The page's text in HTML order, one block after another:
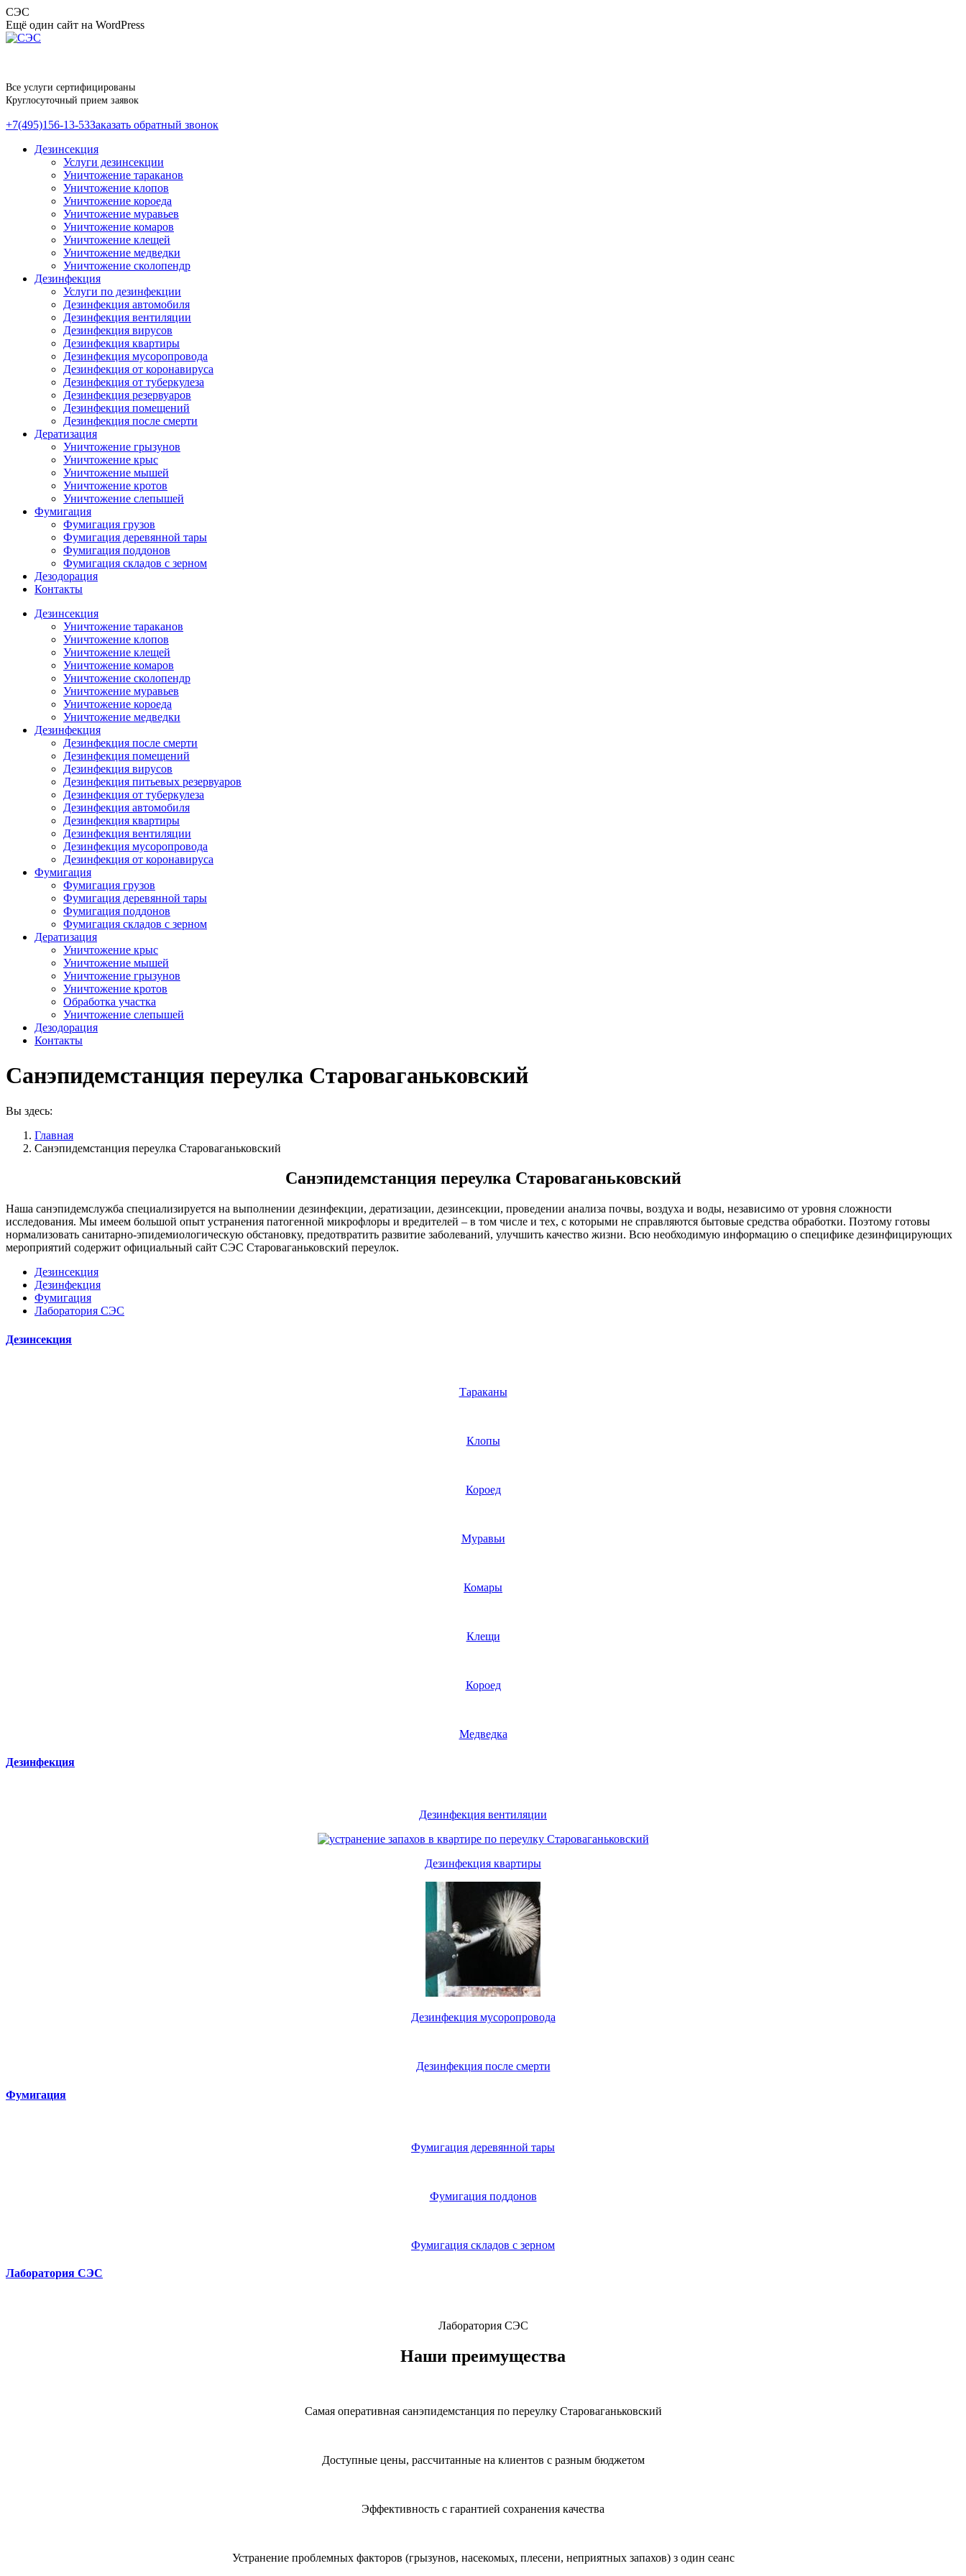
Перейти
к
содержанию
СЭС
Ещё один сайт на WordPress
Все услуги сертифицированы
Круглосуточный прием заявок
+7(495)156-13-53Заказать обратный звонок
Дезинсекция
Услуги дезинсекции
Уничтожение тараканов
Уничтожение клопов
Уничтожение короеда
Уничтожение муравьев
Уничтожение комаров
Уничтожение клещей
Уничтожение медведки
Уничтожение сколопендр
Дезинфекция
Услуги по дезинфекции
Дезинфекция автомобиля
Дезинфекция вентиляции
Дезинфекция вирусов
Дезинфекция квартиры
Дезинфекция мусоропровода
Дезинфекция от коронавируса
Дезинфекция от туберкулеза
Дезинфекция резервуаров
Дезинфекция помещений
Дезинфекция после смерти
Дератизация
Уничтожение грызунов
Уничтожение крыс
Уничтожение мышей
Уничтожение кротов
Уничтожение слепышей
Фумигация
Фумигация грузов
Фумигация деревянной тары
Фумигация поддонов
Фумигация складов с зерном
Дезодорация
Контакты
Дезинсекция
Уничтожение тараканов
Уничтожение клопов
Уничтожение клещей
Уничтожение комаров
Уничтожение сколопендр
Уничтожение муравьев
Уничтожение короеда
Уничтожение медведки
Дезинфекция
Дезинфекция после смерти
Дезинфекция помещений
Дезинфекция вирусов
Дезинфекция питьевых резервуаров
Дезинфекция от туберкулеза
Дезинфекция автомобиля
Дезинфекция квартиры
Дезинфекция вентиляции
Дезинфекция мусоропровода
Дезинфекция от коронавируса
Фумигация
Фумигация грузов
Фумигация деревянной тары
Фумигация поддонов
Фумигация складов с зерном
Дератизация
Уничтожение крыс
Уничтожение мышей
Уничтожение грызунов
Уничтожение кротов
Обработка участка
Уничтожение слепышей
Дезодорация
Контакты
Санэпидемстанция переулка Староваганьковский
Вы здесь:
Главная
Санэпидемстанция переулка Староваганьковский
Санэпидемстанция переулка Староваганьковский
Наша санэпидемслужба специализируется на выполнении дезинфекции, дератизации, дезинсекции, проведении анализа почвы, воздуха и воды, независимо от уровня сложности
исследования. Мы имеем большой опыт устранения патогенной микрофлоры и вредителей – в том числе и тех, с которыми не справляются бытовые средства обработки. Поэтому готовы
нормализовать санитарно-эпидемиологическую обстановку, предотвратить развитие заболеваний, улучшить качество жизни. Всю необходимую информацию о специфике дезинфицирующих
мероприятий содержит официальный сайт СЭС Староваганьковский переулок.
Дезинсекция
Дезинфекция
Фумигация
Лаборатория СЭС
Дезинсекция
Тараканы
Клопы
Короед
Муравьи
Комары
Клещи
Короед
Медведка
Дезинфекция
Дезинфекция вентиляции
Дезинфекция квартиры
Дезинфекция мусоропровода
Дезинфекция после смерти
Фумигация
Фумигация деревянной тары
Фумигация поддонов
Фумигация складов с зерном
Лаборатория СЭС
Лаборатория СЭС
Наши преимущества
Самая оперативная санэпидемстанция по переулку Староваганьковский
Доступные цены, рассчитанные на клиентов с разным бюджетом
Эффективность с гарантией сохранения качества
Устранение проблемных факторов (грызунов, насекомых, плесени, неприятных запахов) з один сеанс